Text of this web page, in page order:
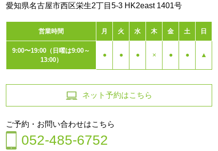
愛知県名古屋市西区栄生2丁目5-3 HK2east 1401号
営業時間 月 火 水 木 金 土 日
9:00〜19:00（日曜は9:00～
13:00）
● ● ● × ● ● ▲
ネット予約はこちら
ご予約・お問い合わせはこちら
052-485-6752